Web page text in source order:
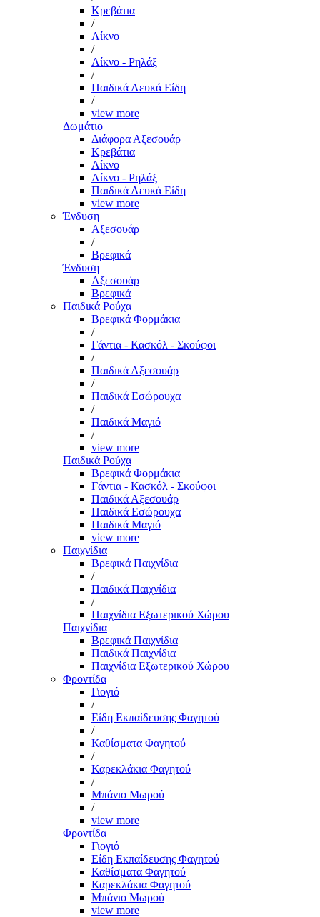
Κρεβάτια
/
Λίκνο
/
Λίκνο - Ρηλάξ
/
Παιδικά Λευκά Είδη
/
view more
Δωμάτιο
Διάφορα Αξεσουάρ
Κρεβάτια
Λίκνο
Λίκνο - Ρηλάξ
Παιδικά Λευκά Είδη
view more
Ένδυση
Αξεσουάρ
/
Βρεφικά
Ένδυση
Αξεσουάρ
Βρεφικά
Παιδικά Ρούχα
Βρεφικά Φορμάκια
/
Γάντια - Κασκόλ - Σκούφοι
/
Παιδικά Αξεσουάρ
/
Παιδικά Εσώρουχα
/
Παιδικά Μαγιό
/
view more
Παιδικά Ρούχα
Βρεφικά Φορμάκια
Γάντια - Κασκόλ - Σκούφοι
Παιδικά Αξεσουάρ
Παιδικά Εσώρουχα
Παιδικά Μαγιό
view more
Παιχνίδια
Βρεφικά Παιχνίδια
/
Παιδικά Παιχνίδια
/
Παιχνίδια Εξωτερικού Χώρου
Παιχνίδια
Βρεφικά Παιχνίδια
Παιδικά Παιχνίδια
Παιχνίδια Εξωτερικού Χώρου
Φροντίδα
Γιογιό
/
Είδη Εκπαίδευσης Φαγητού
/
Καθίσματα Φαγητού
/
Καρεκλάκια Φαγητού
/
Μπάνιο Μωρού
/
view more
Φροντίδα
Γιογιό
Είδη Εκπαίδευσης Φαγητού
Καθίσματα Φαγητού
Καρεκλάκια Φαγητού
Μπάνιο Μωρού
view more